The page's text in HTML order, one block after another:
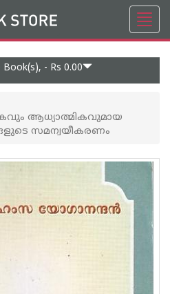
Book(s), - Rs 0.00
ആധ്യാത്മികവുമായ
സമന്വയീകരണം